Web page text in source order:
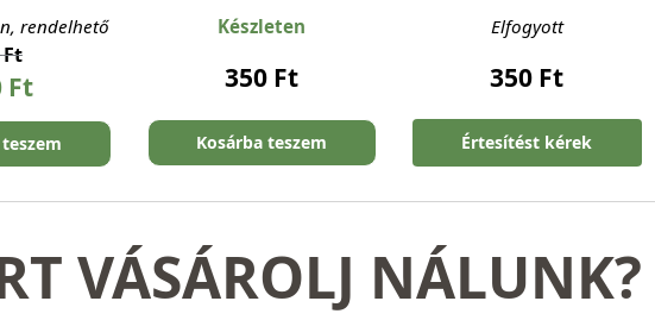
rendelhető
Ft
Ft
Készleten
350 Ft
Kosárba teszem
Elfogyott
350 Ft
Értesítést kérek
VÁSÁROLJ NÁLUNK?